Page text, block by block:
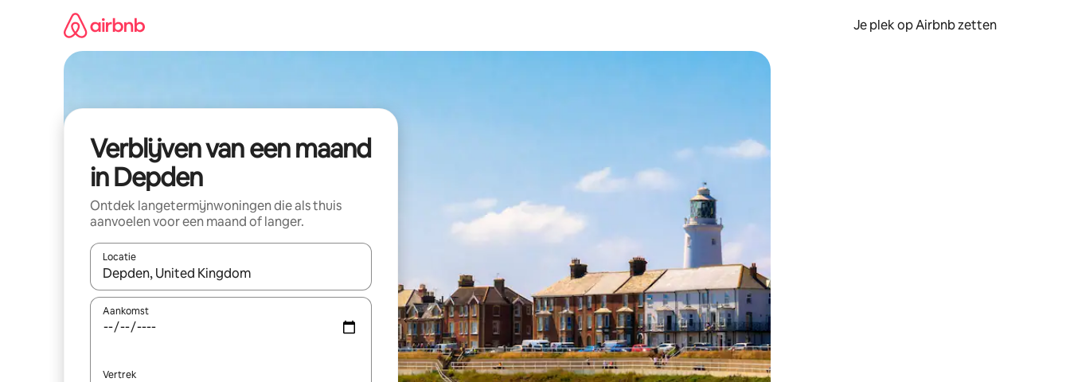
Je plek op Airbnb zetten
Verblijven van een maand
in Depden
Ontdek langetermijnwoningen die als thuis
aanvoelen voor een maand of langer.
Locatie
Wanneer er resultaten beschikbaar zijn, maak je een keuze met je de pijltjestoetsen omhoog en omlaag, óf door te tikken of swipen.
Aankomst
Vertrek